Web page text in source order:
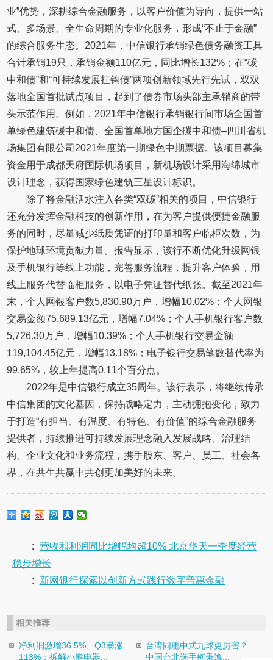
业”优势，深耕综合金融服务，以客户价值为导向，提供一站
式、多场景、全生命周期的专业化服务，形成“不止于金融”
的综合服务生态。2021年，中信银行承销绿色债务融资工具
合计承销19只，承销金额110亿元，同比增长132%；在“碳
中和债”和“可持续发展挂钩债”两项创新领域先行先试，双双
落地全国首批试点项目，起到了债券市场头部主承销商的带
头示范作用。例如，2021年中信银行承销银行间市场全国首
单绿色建筑碳中和债、全国首单地方国企碳中和债–四川省机
场集团有限公司2021年度第一期绿色中期票据。该项目募集
资金用于成都天府国际机场项目，新机场设计采用海绵城市
设计理念，获得国家绿色建筑三星设计标识。
除了将金融活水注入各类“双碳”相关的项目，中信银行
还充分发挥金融科技的创新作用，在为客户提供便捷金融服
务的同时，尽量减少纸质凭证的打印量和客户临柜次数，为
保护地球环境贡献力量。报告显示，该行不断优化升级网银
及手机银行等线上功能，完善服务流程，提升客户体验，用
线上服务代替临柜服务，以电子凭证替代纸张。截至2021年
末，个人网银客户数5,830.90万户，增幅10.02%；个人网银
交易金额75,689.13亿元，增幅7.04%；个人手机银行客户数
5,726.30万户，增幅10.39%；个人手机银行交易金额
119,104.45亿元，增幅13.18%；电子银行交易笔数替代率为
99.65%，较上年提高0.11个百分点。
2022年是中信银行成立35周年。该行表示，将继续传承
中信集团的文化基因，保持战略定力，主动拥抱变化，致力
于打造“有担当、有温度、有特色、有价值”的综合金融服务
提供者，持续推进可持续发展理念融入发展战略、治理结
构、企业文化和业务流程，携手股东、客户、员工、社会各
界，在共生共赢中共创更加美好的未来。
: 营收和利润同比增幅均超10% 北京华天一季度经营
稳步增长
:
新网银行探索以创新方式践行数字普惠金融
相关推荐
净利润激增36.5%、Q3暴涨
113%：拆解小熊电器...
台湾同胞中式九球更厉害？
中国台北选手柯秉逸...